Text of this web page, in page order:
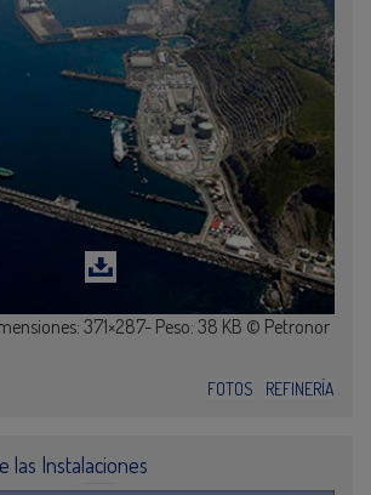
371×287- Peso: 38 KB © Petronor
FOTOS REFINERÍA
las Instalaciones